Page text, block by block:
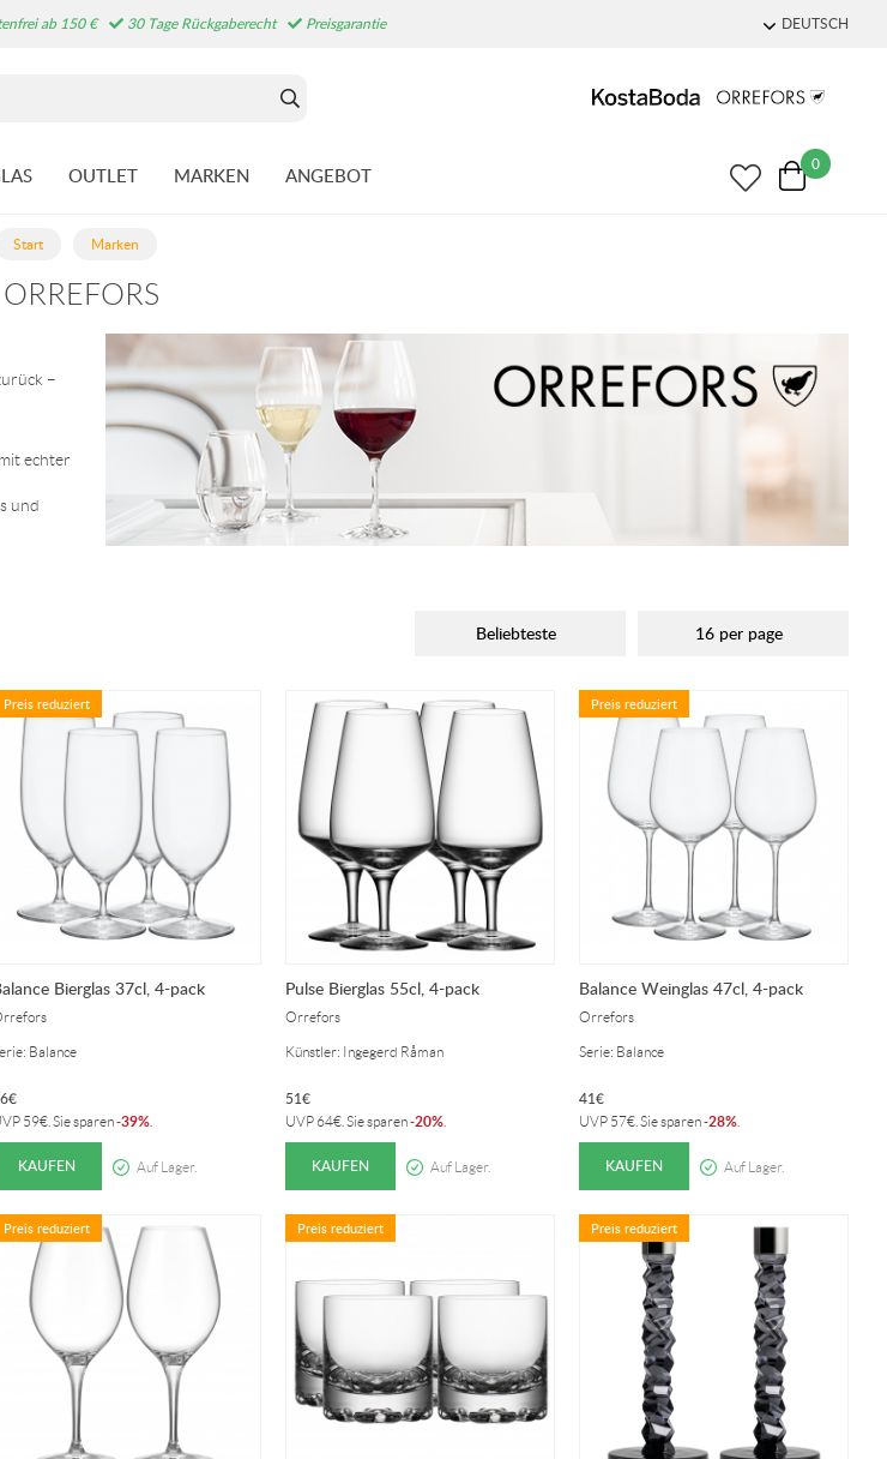
ab 150 € 30 Tage Rückgaberecht Preisgarantie DEUTSCH
OUTLET MARKEN ANGEBOT 0
Start Marken
ORREFORS
–
echter
und
Beliebteste 16 per page
Preis reduziert
Bierglas 37cl, 4-pack
Balance
€
59€ . Sie sparen-39%
KAUFEN Auf Lager.
Pulse Bierglas 55cl, 4-pack
Orrefors
Künstler: Ingegerd Råman
51€
UVP 64€ . Sie sparen-20%
KAUFEN Auf Lager.
Preis reduziert
Balance Weinglas 47cl, 4-pack
Orrefors
Serie: Balance
41€
UVP 57€ . Sie sparen-28%
KAUFEN Auf Lager.
Preis reduziert Preis reduziert Preis reduziert